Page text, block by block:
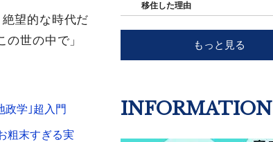
望的な時代だ
世の中で」
政学｣超入門
粗末すぎる実
移住した理由
もっと見る
INFORMATION